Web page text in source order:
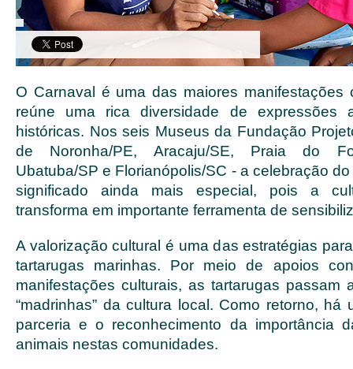
O Carnaval é uma das maiores manifestações
reúne uma rica diversidade de expressões
históricas. Nos seis Museus da Fundação
de Noronha/PE, Aracaju/SE, Praia do
Ubatuba/SP e Florianópolis/SC - a celebração
significado ainda mais especial, pois a
transforma em importante ferramenta de
A valorização cultural é uma das estratégias
tartarugas marinhas. Por meio de apoios
manifestações culturais, as tartarugas passam
“madrinhas” da cultura local. Como retorno, há
parceria e o reconhecimento da importância
animais nestas comunidades.